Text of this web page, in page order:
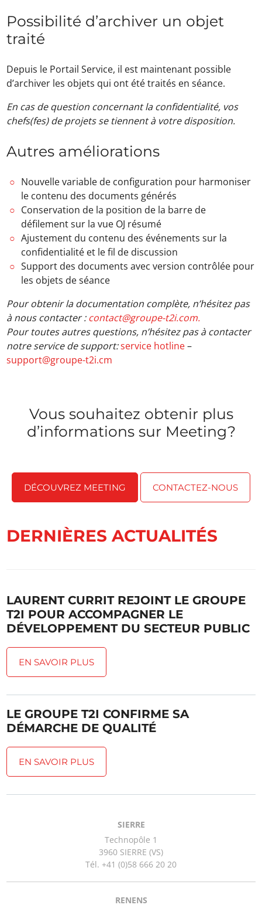
Possibilité d’archiver un objet
traité
Depuis le Portail Service, il est maintenant possible
d’archiver les objets qui ont été traités en séance.
En cas de question concernant la confidentialité, vos
chefs(fes) de projets se tiennent à votre disposition.
Autres améliorations
Nouvelle variable de configuration pour harmoniser
le contenu des documents générés
Conservation de la position de la barre de
défilement sur la vue OJ résumé
Ajustement du contenu des événements sur la
confidentialité et le fil de discussion
Support des documents avec version contrôlée pour
les objets de séance
Pour obtenir la documentation complète, n’hésitez pas
à nous contacter :contact@groupe-t2i.com.
Pour toutes autres questions, n’hésitez pas à contacter
notre service de support:service hotline–
support@groupe-t2i.cm
Vous souhaitez obtenir plus
d’informations sur Meeting?
DÉCOUVREZ MEETING CONTACTEZ-NOUS
DERNIÈRES ACTUALITÉS
LAURENT CURRIT REJOINT LE GROUPE
T2I POUR ACCOMPAGNER LE
DÉVELOPPEMENT DU SECTEUR PUBLIC
EN SAVOIR PLUS
LE GROUPE T2I CONFIRME SA
DÉMARCHE DE QUALITÉ
EN SAVOIR PLUS
SIERRE
Technopôle 1
3960 SIERRE (VS)
Tél. +41 (0)58 666 20 20
RENENS